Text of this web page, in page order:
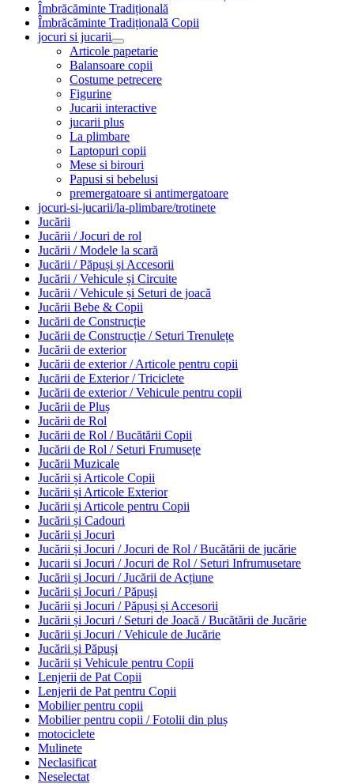
Îmbrăcăminte Tradițională
Îmbrăcăminte Tradițională Copii
jocuri si jucarii
Articole papetarie
Balansoare copii
Costume petrecere
Figurine
Jucarii interactive
jucarii plus
La plimbare
Laptopuri copii
Mese si birouri
Papusi si bebelusi
premergatoare si antimergatoare
jocuri-si-jucarii/la-plimbare/trotinete
Jucării
Jucării / Jocuri de rol
Jucării / Modele la scară
Jucării / Păpuși și Accesorii
Jucării / Vehicule și Circuite
Jucării / Vehicule și Seturi de joacă
Jucării Bebe & Copii
Jucării de Construcție
Jucării de Construcție / Seturi Trenulețe
Jucării de exterior
Jucării de exterior / Articole pentru copii
Jucării de Exterior / Triciclete
Jucării de exterior / Vehicule pentru copii
Jucării de Pluș
Jucării de Rol
Jucării de Rol / Bucătării Copii
Jucării de Rol / Seturi Frumusețe
Jucării Muzicale
Jucării și Articole Copii
Jucării și Articole Exterior
Jucării și Articole pentru Copii
Jucării și Cadouri
Jucării și Jocuri
Jucării și Jocuri / Jocuri de Rol / Bucătării de jucărie
Jucarii si Jocuri / Jocuri de Rol / Seturi Infrumusetare
Jucării și Jocuri / Jucării de Acțiune
Jucării și Jocuri / Păpuși
Jucării și Jocuri / Păpuși și Accesorii
Jucării și Jocuri / Seturi de Joacă / Bucătării de Jucărie
Jucării și Jocuri / Vehicule de Jucărie
Jucării și Păpuși
Jucării și Vehicule pentru Copii
Lenjerii de Pat Copii
Lenjerii de Pat pentru Copii
Mobilier pentru copii
Mobilier pentru copii / Fotolii din pluș
motociclete
Mulinete
Neclasificat
Neselectat